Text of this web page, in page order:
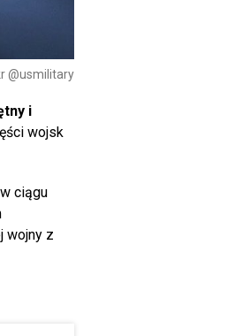
@usmilitary
i
wojsk
ciągu
wojny z